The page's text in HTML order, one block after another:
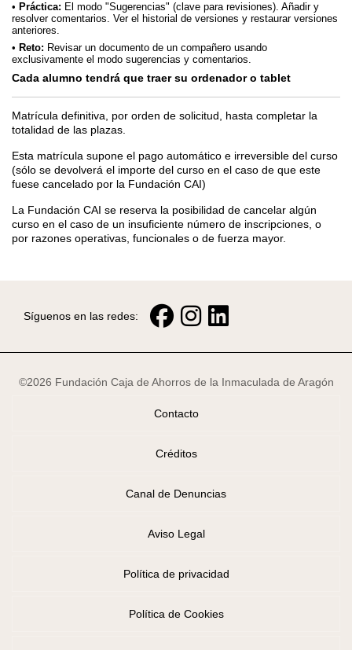
Práctica: El modo "Sugerencias" (clave para revisiones). Añadir y
resolver comentarios. Ver el historial de versiones y restaurar versiones
anteriores.
Reto: Revisar un documento de un compañero usando
exclusivamente el modo sugerencias y comentarios.
Cada alumno tendrá que traer su ordenador o tablet
Matrícula definitiva, por orden de solicitud, hasta completar la
totalidad de las plazas.
Esta matrícula supone el pago automático e irreversible del curso
(sólo se devolverá el importe del curso en el caso de que este
fuese cancelado por la Fundación CAI)
La Fundación CAI se reserva la posibilidad de cancelar algún
curso en el caso de un insuficiente número de inscripciones, o
por razones operativas, funcionales o de fuerza mayor.
Síguenos en las redes:
©2026 Fundación Caja de Ahorros de la Inmaculada de Aragón
Contacto
Créditos
Canal de Denuncias
Aviso Legal
Política de privacidad
Política de Cookies